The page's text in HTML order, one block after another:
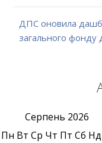
ДПС оновила
загального
Серпень 2026
Пн Вт Ср Чт Пт Сб Нд